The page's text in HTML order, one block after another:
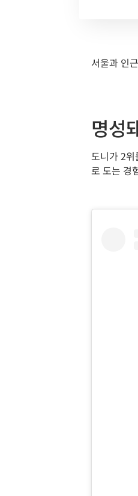
서울과 인
명성
도니가 2위
로 도는 경